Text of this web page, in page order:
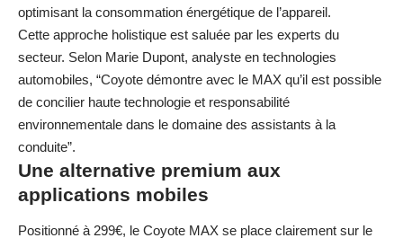
optimisant la consommation énergétique de l’appareil.
Cette approche holistique est saluée par les experts du
secteur. Selon Marie Dupont, analyste en technologies
automobiles, “Coyote démontre avec le MAX qu’il est possible
de concilier haute technologie et responsabilité
environnementale dans le domaine des assistants à la
conduite”.
Une alternative premium aux
applications mobiles
Positionné à 299€, le Coyote MAX se place clairement sur le